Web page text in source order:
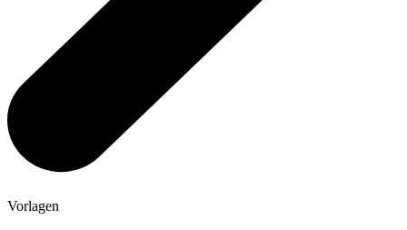
Vorlagen